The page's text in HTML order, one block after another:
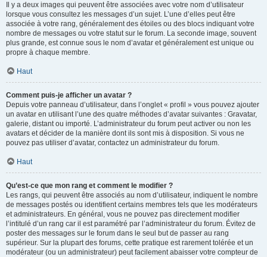
Il y a deux images qui peuvent être associées avec votre nom d’utilisateur
lorsque vous consultez les messages d’un sujet. L’une d’elles peut être
associée à votre rang, généralement des étoiles ou des blocs indiquant votre
nombre de messages ou votre statut sur le forum. La seconde image, souvent
plus grande, est connue sous le nom d’avatar et généralement est unique ou
propre à chaque membre.
Haut
Comment puis-je afficher un avatar ?
Depuis votre panneau d’utilisateur, dans l’onglet « profil » vous pouvez ajouter
un avatar en utilisant l’une des quatre méthodes d’avatar suivantes : Gravatar,
galerie, distant ou importé. L’administrateur du forum peut activer ou non les
avatars et décider de la manière dont ils sont mis à disposition. Si vous ne
pouvez pas utiliser d’avatar, contactez un administrateur du forum.
Haut
Qu’est-ce que mon rang et comment le modifier ?
Les rangs, qui peuvent être associés au nom d’utilisateur, indiquent le nombre
de messages postés ou identifient certains membres tels que les modérateurs
et administrateurs. En général, vous ne pouvez pas directement modifier
l’intitulé d’un rang car il est paramétré par l’administrateur du forum. Évitez de
poster des messages sur le forum dans le seul but de passer au rang
supérieur. Sur la plupart des forums, cette pratique est rarement tolérée et un
modérateur (ou un administrateur) peut facilement abaisser votre compteur de